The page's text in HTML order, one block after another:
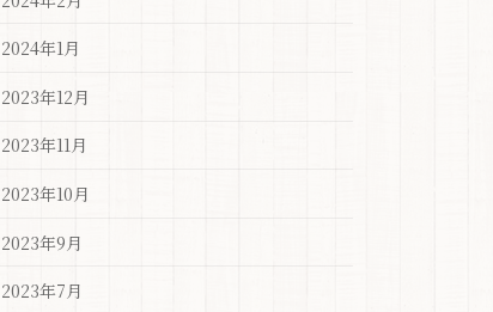
2024年1月
2023年12月
2023年11月
2023年10月
2023年9月
2023年7月